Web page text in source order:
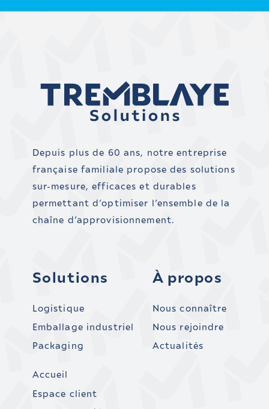
Depuis plus de 60 ans, notre entreprise
française familiale propose des solutions
sur-mesure, efficaces et durables
permettant d’optimiser l’ensemble de la
chaîne d’approvisionnement.
Solutions
Logistique
Emballage industriel
Packaging
À propos
Nous connaître
Nous rejoindre
Actualités
Accueil
Espace client